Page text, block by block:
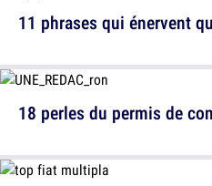
11 phrases qui énervent
18 perles du permis de